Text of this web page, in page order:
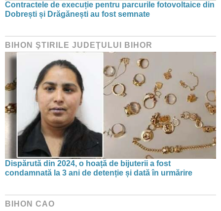
Contractele de execuție pentru parcurile fotovoltaice din
Dobrești și Drăgănești au fost semnate
BIHON ŞTIRILE JUDEŢULUI BIHOR
Dispărută din 2024, o hoață de bijuterii a fost
condamnată la 3 ani de detenție și dată în urmărire
BIHON CAO